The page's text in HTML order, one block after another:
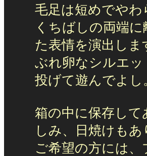
毛足は短めでやわ
くちばしの両端
た表情を演出し
ぶれ卵なシルエ
投げて遊んでよし
箱の中に保存し
しみ、日焼けも
ご希望の方には